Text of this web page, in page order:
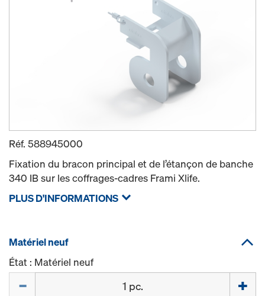
Réf. 588945000
Fixation du bracon principal et de l’étançon de banche
340 IB sur les coffrages-cadres Frami Xlife.
PLUS D'INFORMATIONS
Matériel neuf
État : Matériel neuf